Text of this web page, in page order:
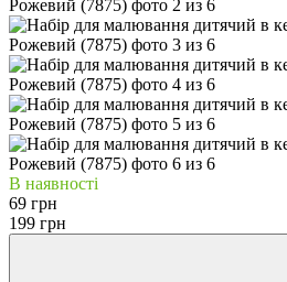
В наявності
69 грн
199 грн